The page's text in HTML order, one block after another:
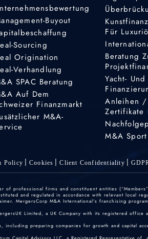
Buyout
Sourcing
Origination
Verhandlung
SPAC Beratung
Auf Dem
Finanzmarkt
M&A-
Für
Beratung
Yacht-
Anleihen
Zertifikate
M&A
Policy Cookies Client Confidentiality
professional firms and constituent entities
and regulated in accordance with relevant
MergersCorp M&A International's franchising
Limited, a UK Company with its registered office
including preparing companies for growth and
Capital Advisors LLC, a Registered Representative